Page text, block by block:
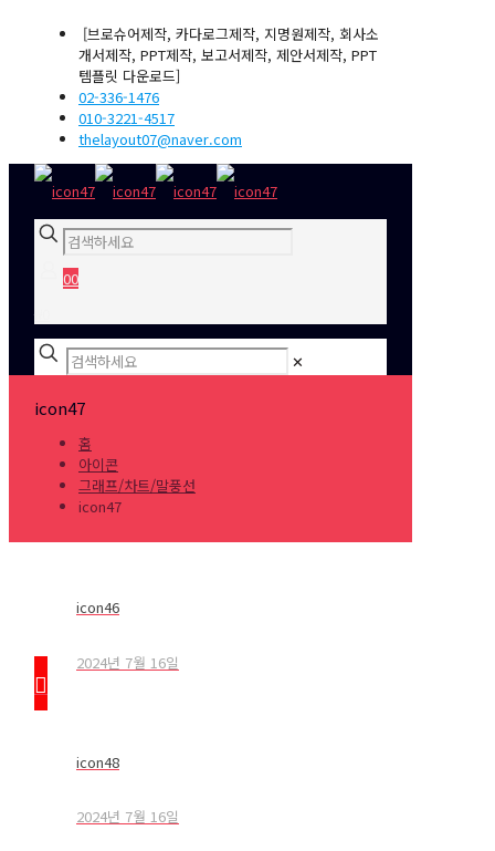
[브로슈어제작, 카다로그제작, 지명원제작, 회사소
개서제작, PPT제작, 보고서제작, 제안서제작, PPT
템플릿 다운로드]
02-336-1476
010-3221-4517
thelayout07@naver.com
00
✕
icon47
홈
아이콘
그래프/차트/말풍선
icon47
icon46
2024년 7월 16일
icon48
2024년 7월 16일